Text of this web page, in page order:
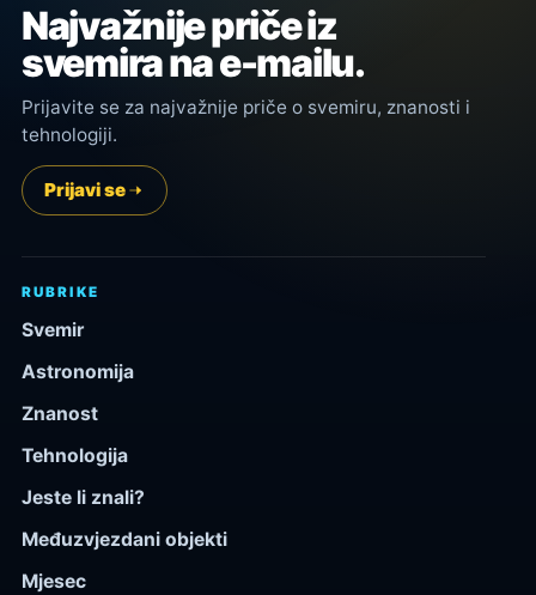
Najvažnije priče iz
svemira na e-mailu.
Prijavite se za najvažnije priče o svemiru, znanosti i
tehnologiji.
Prijavi se
RUBRIKE
Svemir
Astronomija
Znanost
Tehnologija
Jeste li znali?
Međuzvjezdani objekti
Mjesec